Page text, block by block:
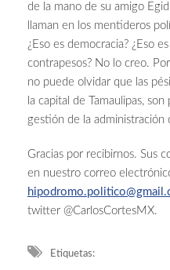
de la mano de su amigo
llaman en los mentideros
¿Eso es democracia? ¿Eso
contrapesos? No lo creo.
no puede olvidar que las
la capital de Tamaulipas,
gestión de la administración
Gracias por recibirnos. Sus
en nuestro correo
twitter @CarlosCortesMX.
Etiquetas: